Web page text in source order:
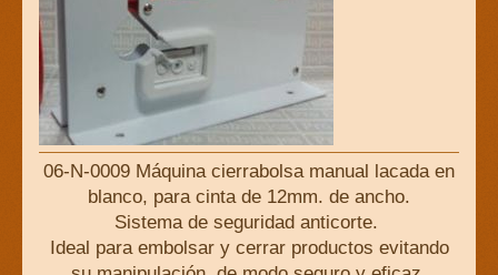
06-N-0009 Máquina cierrabolsa manual lacada en
blanco, para cinta de 12mm. de ancho.
Sistema de seguridad anticorte.
Ideal para embolsar y cerrar productos evitando